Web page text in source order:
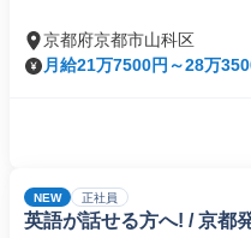
京都府京都市山科区
月給21万7500円～28万
NEW 正社員
英語が話せる方へ! / 京都